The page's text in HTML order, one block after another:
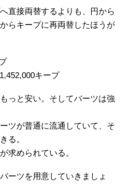
直接両替するよりも、円から
らキープに再両替したほうが
キープ
っと安い。そしてバーツは強
ツが普通に流通していて、そ
る。
求められている。
ーツを用意していきましょ